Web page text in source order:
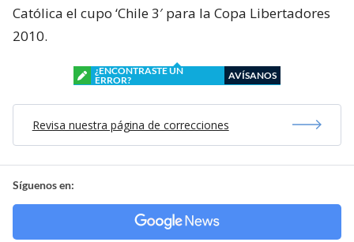
Católica el cupo ‘Chile 3′ para la Copa Libertadores
2010.
¿ENCONTRASTE UN
ERROR?
AVÍSANOS
Revisa nuestra página de correcciones
Síguenos en: